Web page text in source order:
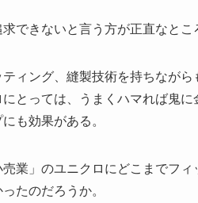
できないと言う方が正直なとこ
ィング、縫製技術を持ちなが
とっては、うまくハマれば鬼
も効果がある。
業」のユニクロにどこまでフ
たのだろうか。